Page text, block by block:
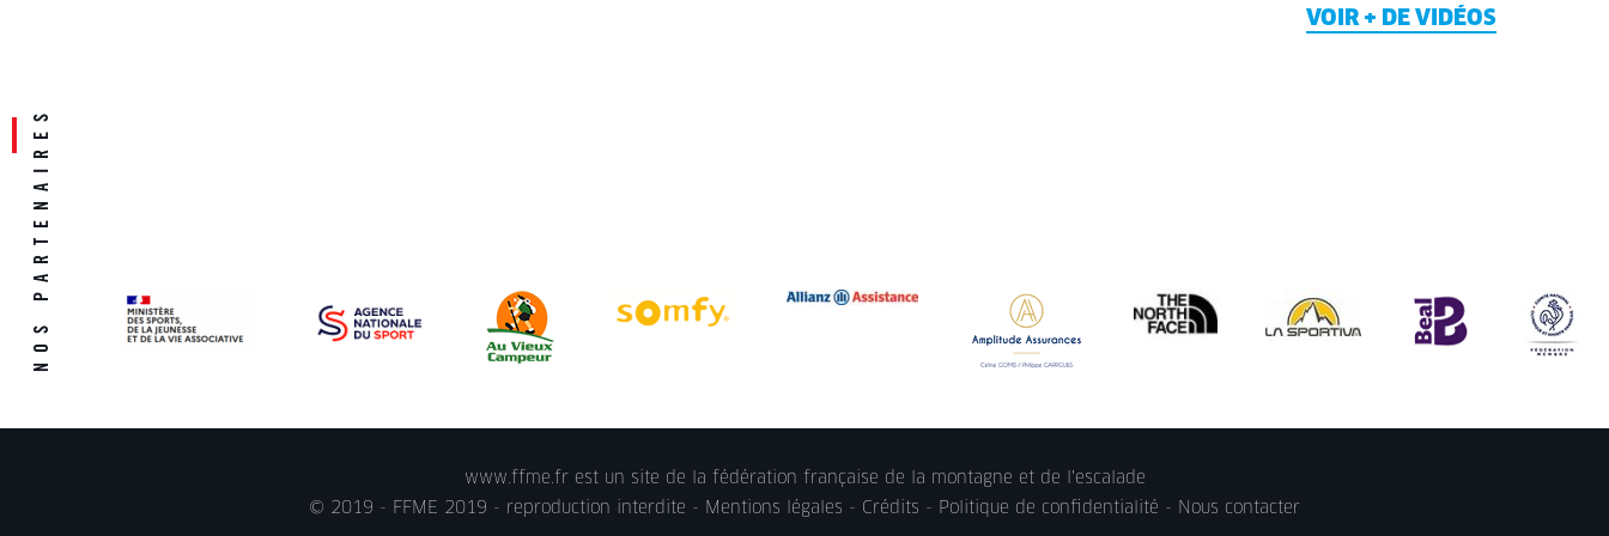
VOIR + DE VIDÉOS
www.ffme.fr est un site de la fédération française de la montagne et de l'escalade
© 2019 - FFME 2019 - reproduction interdite - Mentions légales - Crédits - Politique de confidentialité - Nous contacter